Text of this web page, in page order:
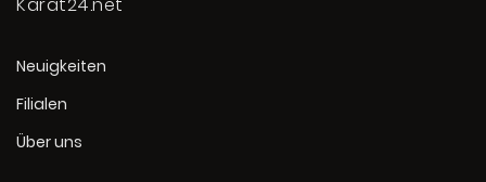
Karat24.net
Neuigkeiten
Filialen
Über uns